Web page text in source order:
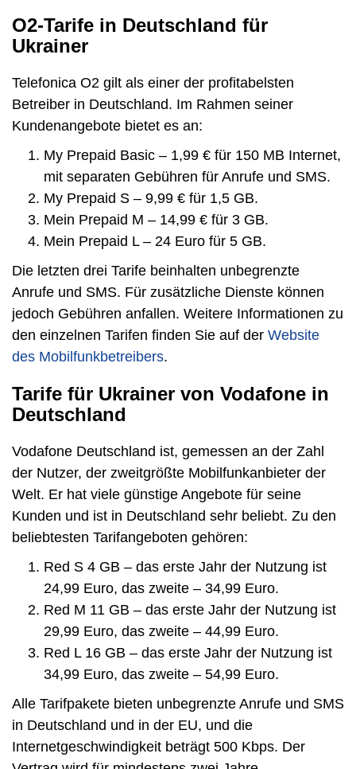
O2-Tarife in Deutschland für
Ukrainer
Telefonica O2 gilt als einer der profitabelsten
Betreiber in Deutschland. Im Rahmen seiner
Kundenangebote bietet es an:
My Prepaid Basic – 1,99 € für 150 MB Internet,
mit separaten Gebühren für Anrufe und SMS.
My Prepaid S – 9,99 € für 1,5 GB.
Mein Prepaid M – 14,99 € für 3 GB.
Mein Prepaid L – 24 Euro für 5 GB.
Die letzten drei Tarife beinhalten unbegrenzte
Anrufe und SMS. Für zusätzliche Dienste können
jedoch Gebühren anfallen. Weitere Informationen zu
den einzelnen Tarifen finden Sie auf der Website
des Mobilfunkbetreibers.
Tarife für Ukrainer von Vodafone in
Deutschland
Vodafone Deutschland ist, gemessen an der Zahl
der Nutzer, der zweitgrößte Mobilfunkanbieter der
Welt. Er hat viele günstige Angebote für seine
Kunden und ist in Deutschland sehr beliebt. Zu den
beliebtesten Tarifangeboten gehören:
Red S 4 GB – das erste Jahr der Nutzung ist
24,99 Euro, das zweite – 34,99 Euro.
Red M 11 GB – das erste Jahr der Nutzung ist
29,99 Euro, das zweite – 44,99 Euro.
Red L 16 GB – das erste Jahr der Nutzung ist
34,99 Euro, das zweite – 54,99 Euro.
Alle Tarifpakete bieten unbegrenzte Anrufe und SMS
in Deutschland und in der EU, und die
Internetgeschwindigkeit beträgt 500 Kbps. Der